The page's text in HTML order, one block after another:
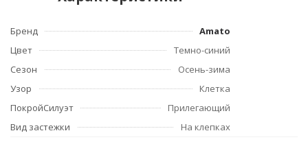
Бренд
Amato
Цвет
Темно-синий
Сезон
Осень-зима
Узор
Клетка
ПокройСилуэт
Прилегающий
Вид застежки
На клепках